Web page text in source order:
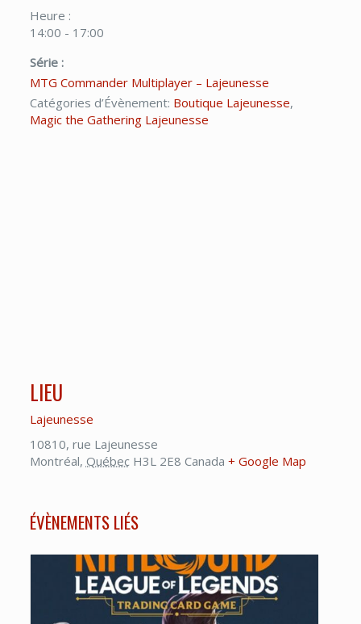
Heure :
14:00 - 17:00
Série :
MTG Commander Multiplayer – Lajeunesse
Catégories d’Évènement: Boutique Lajeunesse,
Magic the Gathering Lajeunesse
LIEU
Lajeunesse
10810, rue Lajeunesse
Montréal, Québec H3L 2E8 Canada + Google Map
ÉVÈNEMENTS LIÉS